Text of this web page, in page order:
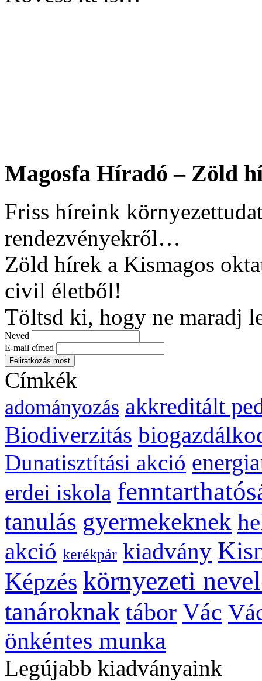
Magosfa Híradó – Zöld
Friss híreink
rendezvényekről…
Zöld hírek a Kismagos
civil életből!
Töltsd ki, hogy ne maradj
Neved
E-mail címed
Címkék
adományozás akkreditált
Biodiverzitás
Dunatisztítási akció
erdei iskola
tanulás gyermekeknek
akció kerékpár kiadvány
Képzés környezeti
tanároknak tábor Vác
önkéntes munka
Legújabb kiadványaink